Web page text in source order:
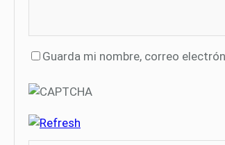
Guarda mi nombre, correo